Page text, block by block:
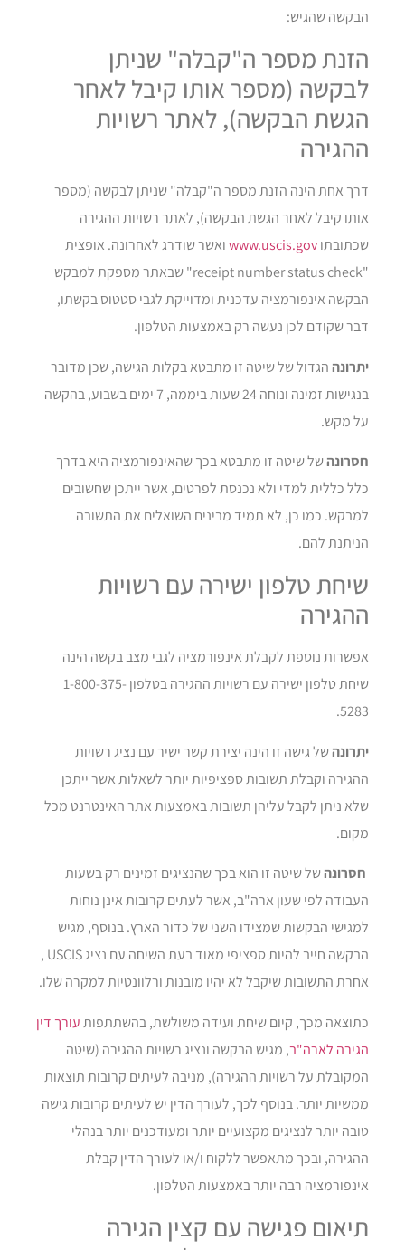
הבקשה שהגיש:
הזנת מספר ה"קבלה" שניתן
לבקשה (מספר אותו קיבל לאחר
הגשת הבקשה), לאתר רשויות
ההגירה
דרך אחת הינה הזנת מספר ה"קבלה" שניתן לבקשה (מספר
אותו קיבל לאחר הגשת הבקשה), לאתר רשויות ההגירה
שכתובתוwww.uscis.govואשר שודרג לאחרונה. אופצית
"receipt number status check" שבאתר מספקת למבקש
הבקשה אינפורמציה עדכנית ומדוייקת לגבי סטטוס בקשתו,
דבר שקודם לכן נעשה רק באמצעות הטלפון.
יתרונההגדול של שיטה זו מתבטא בקלות הגישה, שכן מדובר
בנגישות זמינה ונוחה 24 שעות ביממה, 7 ימים בשבוע, בהקשה
על מקש.
חסרונהשל שיטה זו מתבטא בכך שהאינפורמציה היא בדרך
כלל כללית למדי ולא נכנסת לפרטים, אשר ייתכן שחשובים
למבקש. כמו כן, לא תמיד מבינים השואלים את התשובה
הניתנת להם.
שיחת טלפון ישירה עם רשויות
ההגירה
אפשרות נוספת לקבלת אינפורמציה לגבי מצב בקשה הינה
שיחת טלפון ישירה עם רשויות ההגירה בטלפון 1-800-375-
5283.
יתרונהשל גישה זו הינה יצירת קשר ישיר עם נציג רשויות
ההגירה וקבלת תשובות ספציפיות יותר לשאלות אשר ייתכן
שלא ניתן לקבל עליהן תשובות באמצעות אתר האינטרנט מכל
מקום.
חסרונהשל שיטה זו הוא בכך שהנציגים זמינים רק בשעות
העבודה לפי שעון ארה"ב, אשר לעתים קרובות אינן נוחות
למגישי הבקשות שמצידו השני של כדור הארץ. בנוסף, מגיש
הבקשה חייב להיות ספציפי מאוד בעת השיחה עם נציג USCIS ,
אחרת התשובות שיקבל לא יהיו מובנות ורלוונטיות למקרה שלו.
כתוצאה מכך, קיום שיחת ועידה משולשת, בהשתתפותעורך דין
הגירה לארה"ב, מגיש הבקשה ונציג רשויות ההגירה (שיטה
המקובלת על רשויות ההגירה), מניבה לעיתים קרובות תוצאות
ממשיות יותר. בנוסף לכך, לעורך הדין יש לעיתים קרובות גישה
טובה יותר לנציגים מקצועיים יותר ומעודכנים יותר בנהלי
ההגירה, ובכך מתאפשר ללקוח ו/או לעורך הדין קבלת
אינפורמציה רבה יותר באמצעות הטלפון.
תיאום פגישה עם קצין הגירה